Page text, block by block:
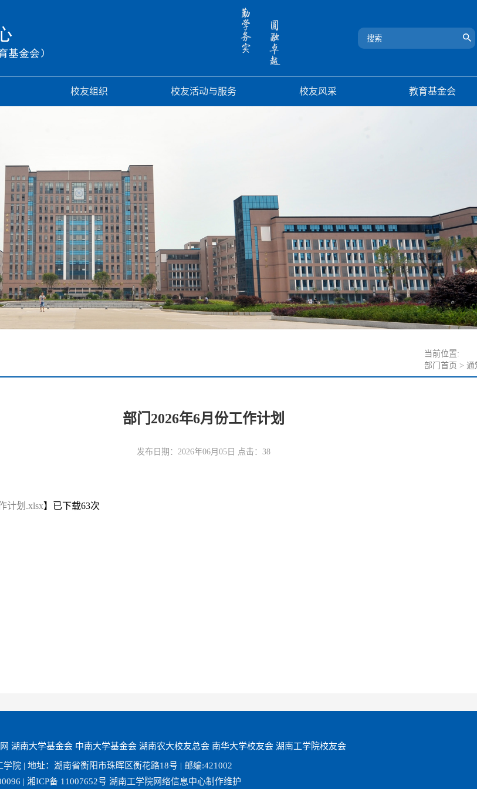
校友组织 校友活动与服务 校友风采 教育基金会
当前位置:
部门首页 > 通
部门2026年6月份工作计划
发布日期：2026年06月05日 点击：38
计划.xlsx】已下载63次
湖南大学基金会 中南大学基金会 湖南农大校友总会 南华大学校友会 湖南工学院校友会
学院 | 地址：湖南省衡阳市珠晖区衡花路18号 | 邮编:421002
| 湘ICP备 11007652号 湖南工学院网络信息中心制作维护